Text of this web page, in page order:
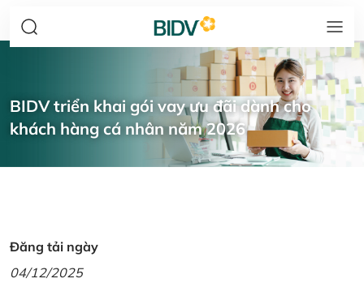
BIDV triển khai gói vay ưu đãi dành cho
khách hàng cá nhân năm 2026
Đăng tải ngày
04/12/2025